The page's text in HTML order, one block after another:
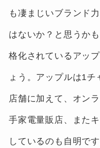
も凄まじいブランド
はないか？と思うか
格化されているアッ
ょう。アップルは1
店舗に加えて、オン
手家電量販店、また
しているのも自明で